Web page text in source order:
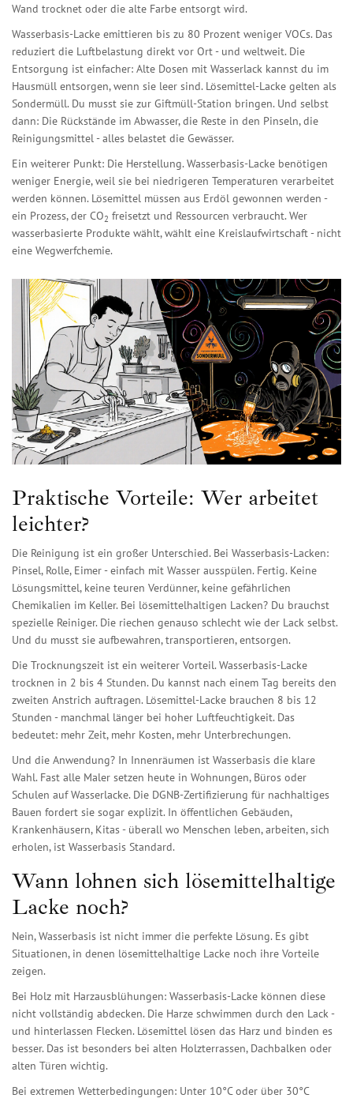
Wand trocknet oder die alte Farbe entsorgt wird.
Wasserbasis-Lacke emittieren bis zu 80 Prozent weniger VOCs. Das
reduziert die Luftbelastung direkt vor Ort - und weltweit. Die
Entsorgung ist einfacher: Alte Dosen mit Wasserlack kannst du im
Hausmüll entsorgen, wenn sie leer sind. Lösemittel-Lacke gelten als
Sondermüll. Du musst sie zur Giftmüll-Station bringen. Und selbst
dann: Die Rückstände im Abwasser, die Reste in den Pinseln, die
Reinigungsmittel - alles belastet die Gewässer.
Ein weiterer Punkt: Die Herstellung. Wasserbasis-Lacke benötigen
weniger Energie, weil sie bei niedrigeren Temperaturen verarbeitet
werden können. Lösemittel müssen aus Erdöl gewonnen werden -
ein Prozess, der CO2 freisetzt und Ressourcen verbraucht. Wer
wasserbasierte Produkte wählt, wählt eine Kreislaufwirtschaft - nicht
eine Wegwerfchemie.
Praktische Vorteile: Wer arbeitet
leichter?
Die Reinigung ist ein großer Unterschied. Bei Wasserbasis-Lacken:
Pinsel, Rolle, Eimer - einfach mit Wasser ausspülen. Fertig. Keine
Lösungsmittel, keine teuren Verdünner, keine gefährlichen
Chemikalien im Keller. Bei lösemittelhaltigen Lacken? Du brauchst
spezielle Reiniger. Die riechen genauso schlecht wie der Lack selbst.
Und du musst sie aufbewahren, transportieren, entsorgen.
Die Trocknungszeit ist ein weiterer Vorteil. Wasserbasis-Lacke
trocknen in 2 bis 4 Stunden. Du kannst nach einem Tag bereits den
zweiten Anstrich auftragen. Lösemittel-Lacke brauchen 8 bis 12
Stunden - manchmal länger bei hoher Luftfeuchtigkeit. Das
bedeutet: mehr Zeit, mehr Kosten, mehr Unterbrechungen.
Und die Anwendung? In Innenräumen ist Wasserbasis die klare
Wahl. Fast alle Maler setzen heute in Wohnungen, Büros oder
Schulen auf Wasserlacke. Die DGNB-Zertifizierung für nachhaltiges
Bauen fordert sie sogar explizit. In öffentlichen Gebäuden,
Krankenhäusern, Kitas - überall wo Menschen leben, arbeiten, sich
erholen, ist Wasserbasis Standard.
Wann lohnen sich lösemittelhaltige
Lacke noch?
Nein, Wasserbasis ist nicht immer die perfekte Lösung. Es gibt
Situationen, in denen lösemittelhaltige Lacke noch ihre Vorteile
zeigen.
Bei Holz mit Harzausblühungen: Wasserbasis-Lacke können diese
nicht vollständig abdecken. Die Harze schwimmen durch den Lack -
und hinterlassen Flecken. Lösemittel lösen das Harz und binden es
besser. Das ist besonders bei alten Holzterrassen, Dachbalken oder
alten Türen wichtig.
Bei extremen Wetterbedingungen: Unter 10°C oder über 30°C